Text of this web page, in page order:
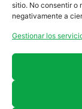
sitio. No consentir o
negativamente a
Gestionar los
SUSCRÍBETE A
la sección de